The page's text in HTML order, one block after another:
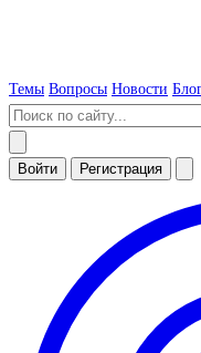
Темы Вопросы Новости
Войти Регистрация